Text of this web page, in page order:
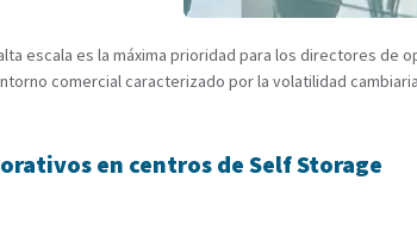
escala es la máxima prioridad para los directores
comercial caracterizado por la volatilidad
en centros de Self Storage